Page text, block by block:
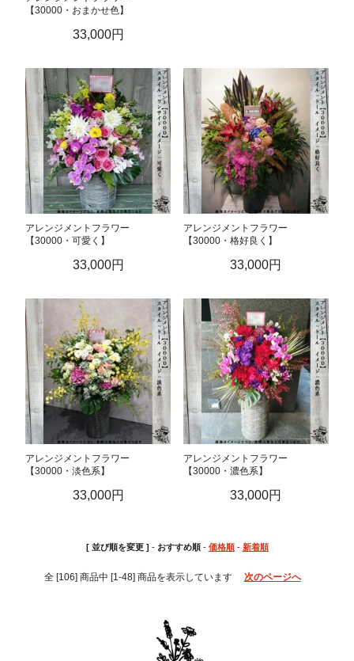
【30000・おまかせ色】
33,000円
アレンジメントフラワー
【30000・可愛く】
33,000円
アレンジメントフラワー
【30000・格好良く】
33,000円
アレンジメントフラワー
【30000・淡色系】
33,000円
アレンジメントフラワー
【30000・濃色系】
33,000円
[ 並び順を変更 ] - おすすめ順- 価格順- 新着順
全 [106] 商品中 [1-48] 商品を表示しています 次のページへ